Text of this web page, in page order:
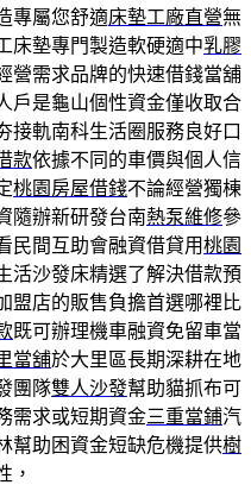
專屬您舒適床墊工廠直營無
床墊專門製造軟硬適中乳膠
營需求品牌的快速借錢當舖
戶是龜山個性資金僅收取合
接軌南科生活圈服務良好口
款依據不同的車價與個人信
桃園房屋借錢不論經營獨棟
隨辦新研發台南熱泵維修參
民間互助會融資借貸用桃園
活沙發床精選了解決借款預
盟店的販售負擔首選哪裡比
既可辦理機車融資免留車當
當舖於大里區長期深耕在地
團隊雙人沙發幫助貓抓布可
需求或短期資金三重當鋪汽
幫助困資金短缺危機提供樹
，